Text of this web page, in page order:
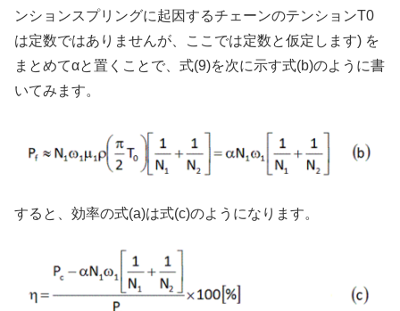
ンションスプリングに起因するチェーンのテンションT0
は定数ではありませんが、ここでは定数と仮定します) を
まとめてαと置くことで、式(9)を次に示す式(b)のように書
いてみます。
すると、効率の式(a)は式(c)のようになります。